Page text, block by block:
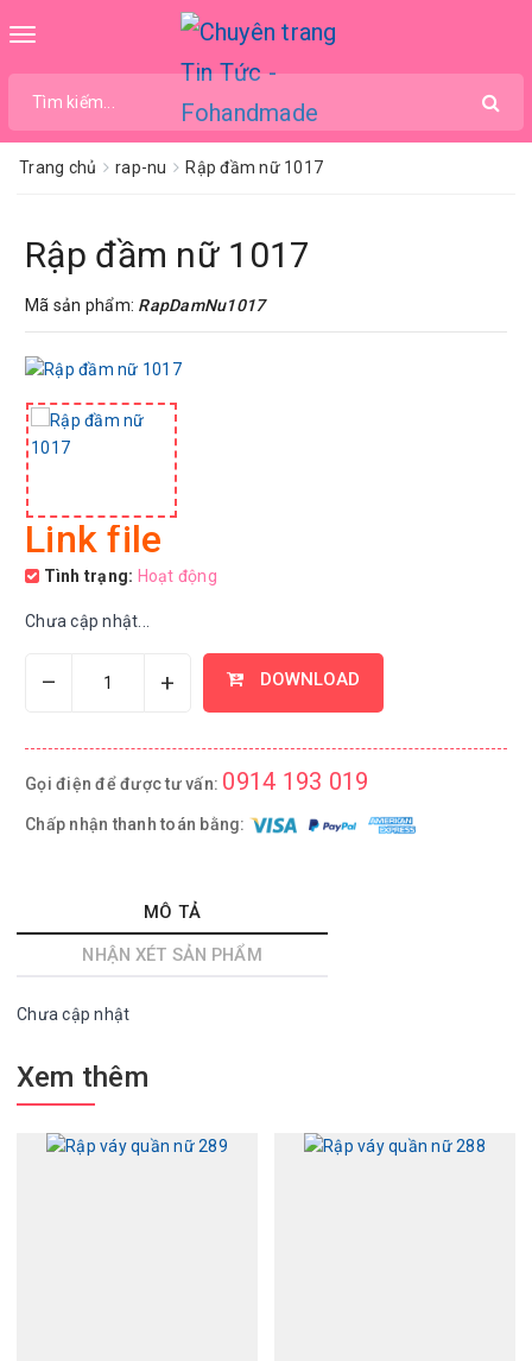
Toggle
Trang chủ rap-nu Rập đầm nữ 1017
Rập đầm nữ 1017
Mã sản phẩm: RapDamNu1017
Link file
Tình trạng: Hoạt động
Chưa cập nhật...
– + DOWNLOAD
Gọi điện để được tư vấn: 0914 193 019
Chấp nhận thanh toán bằng:
MÔ TẢ
NHẬN XÉT SẢN PHẨM
Chưa cập nhật
Xem thêm